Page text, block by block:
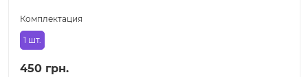
Комплектация
1 шт.
450 грн.